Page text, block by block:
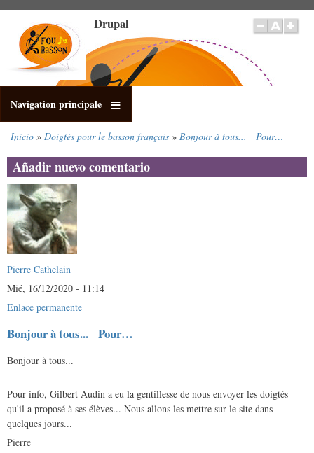
contenido
principal
Drupal
Navigation principale
enlaces
de
ayuda
a
la
navegación
Inicio Doigtés pour le basson français Bonjour à tous... Pour…
Añadir nuevo comentario
Pierre Cathelain
Mié, 16/12/2020 - 11:14
Enlace permanente
Bonjour à tous... Pour…
Bonjour à tous...
Pour info, Gilbert Audin a eu la gentillesse de nous envoyer les doigtés
qu'il a proposé à ses élèves... Nous allons les mettre sur le site dans
quelques jours...
Pierre